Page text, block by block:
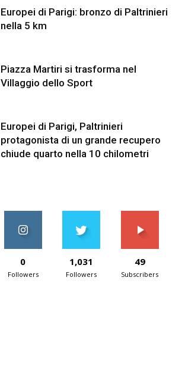
Europei di Parigi: bronzo di Paltrinieri
nella 5 km
Piazza Martiri si trasforma nel
Villaggio dello Sport
Europei di Parigi, Paltrinieri
protagonista di un grande recupero
chiude quarto nella 10 chilometri
0
Followers
1,031
Followers
49
Subscribers